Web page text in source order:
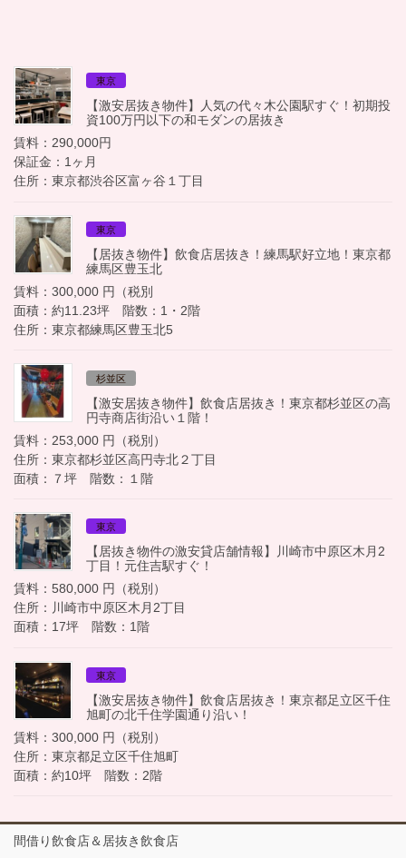
東京
【激安居抜き物件】人気の代々木公園駅すぐ！初期投
資100万円以下の和モダンの居抜き
賃料：290,000円
保証金：1ヶ月
住所：東京都渋谷区富ヶ谷１丁目
東京
【居抜き物件】飲食店居抜き！練馬駅好立地！東京都
練馬区豊玉北
賃料：300,000 円（税別
面積：約11.23坪 階数：1・2階
住所：東京都練馬区豊玉北5
杉並区
【激安居抜き物件】飲食店居抜き！東京都杉並区の高
円寺商店街沿い１階！
賃料：253,000 円（税別）
住所：東京都杉並区高円寺北２丁目
面積：７坪 階数：１階
東京
【居抜き物件の激安貸店舗情報】川崎市中原区木月2
丁目！元住吉駅すぐ！
賃料：580,000 円（税別）
住所：川崎市中原区木月2丁目
面積：17坪 階数：1階
東京
【激安居抜き物件】飲食店居抜き！東京都足立区千住
旭町の北千住学園通り沿い！
賃料：300,000 円（税別）
住所：東京都足立区千住旭町
面積：約10坪 階数：2階
間借り飲食店＆居抜き飲食店